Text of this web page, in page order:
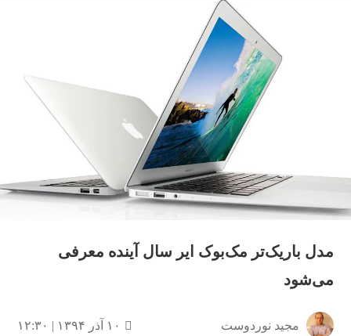
مدل باریک‌تر مک‌بوک ایر سال آینده معرفی
می‌شود
مجید نوردوست ۱۰ آذر ۱۳۹۴ | ۱۲:۳۰